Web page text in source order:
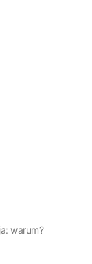
warum?